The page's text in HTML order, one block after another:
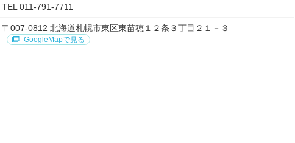
TEL 011-791-7711
〒007-0812 北海道札幌市東区東苗穂１２条３丁目２１－３
GoogleMapで見る